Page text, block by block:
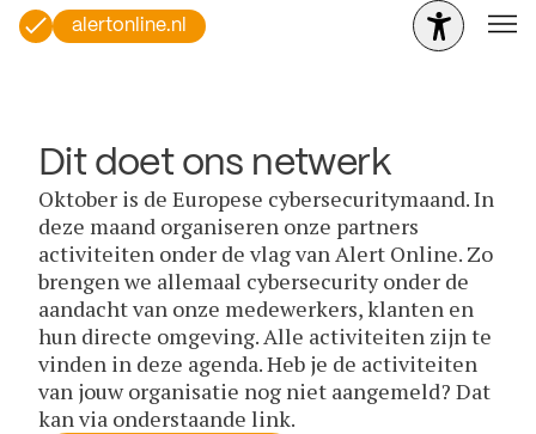
alertonline.nl
Dit doet ons netwerk
Oktober is de Europese cybersecuritymaand. In
deze maand organiseren onze partners
activiteiten onder de vlag van Alert Online. Zo
brengen we allemaal cybersecurity onder de
aandacht van onze medewerkers, klanten en
hun directe omgeving. Alle activiteiten zijn te
vinden in deze agenda. Heb je de activiteiten
van jouw organisatie nog niet aangemeld? Dat
kan via onderstaande link.